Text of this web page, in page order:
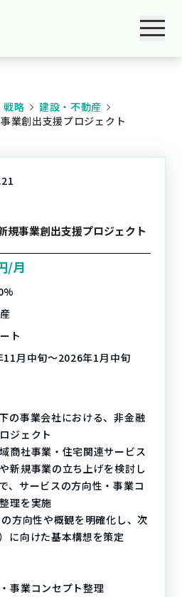
戦略
建設・不動産
業創出支援プロジェクト
規事業創出支援プロジェクト
/月
ト
11月中旬～2026年1月中旬
の事業会社における、非金融
ジェクト
商社事業・住宅関連サービス
新規事業の立ち上げを検討し
、サービスの方向性・事業コ
理を実施
方向性や概観を明確化し、次
に向けた基本構想を策定
事業コンセプト整理